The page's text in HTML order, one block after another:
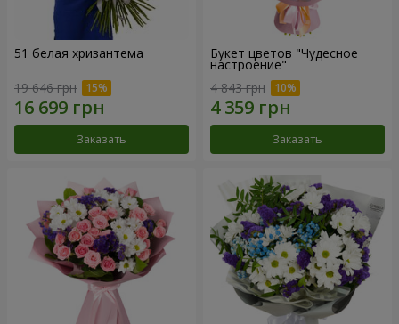
51 белая хризантема
19 646 грн
Заказать
Букет цветов "Чудесное
настроение"
4 843 грн
Заказать